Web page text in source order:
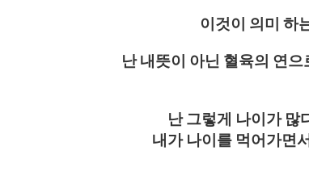
이것이 의미 하
난 내뜻이 아닌 혈육의 연
난 그렇게 나이가 많
내가 나이를 먹어가면